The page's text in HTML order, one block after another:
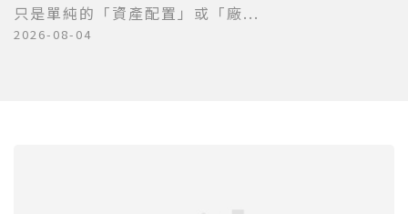
只是單純的「資產配置」或「廠...
2026-08-04